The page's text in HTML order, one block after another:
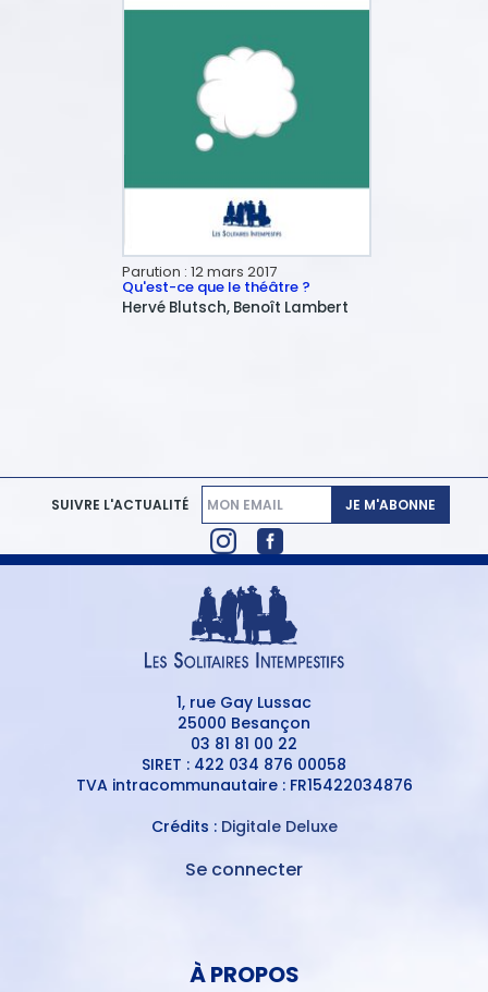
Parution : 12 mars 2017
Qu'est-ce que le théâtre ?
Hervé Blutsch Benoît Lambert
SUIVRE L'ACTUALITÉ JE M'ABONNE
1, rue Gay Lussac
25000 Besançon
03 81 81 00 22
SIRET : 422 034 876 00058
TVA intracommunautaire : FR15422034876
Crédits : Digitale Deluxe
Se connecter
À PROPOS